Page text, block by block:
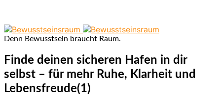
Denn Bewusstsein braucht Raum.
Finde deinen sicheren Hafen in dir
selbst – für mehr Ruhe, Klarheit und
Lebensfreude(1)